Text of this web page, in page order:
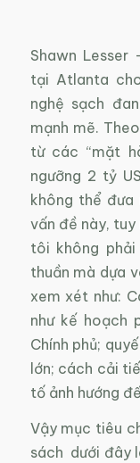
Shawn Lesser
tại Atlanta
nghệ sạch
mạnh mẽ.
từ các “mặt
ngưỡng 2 tỷ
không thể
vấn đề này, tuy
tôi không
thuần mà dựa
xem xét như:
như kế hoạch
Chính phủ;
lớn; cách cải
tố ảnh hướng
Vậy mục tiêu
sách dưới đây